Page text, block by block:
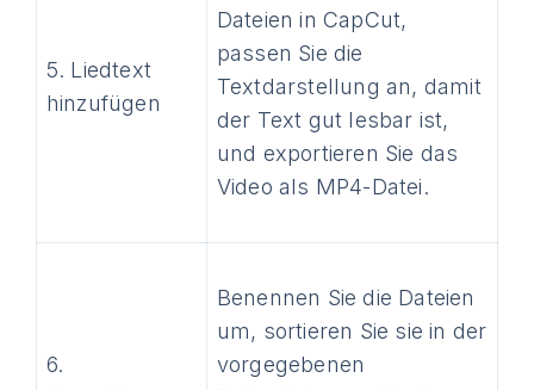
5. Liedtext
hinzufügen
Dateien in CapCut,
passen Sie die
Textdarstellung an, damit
der Text gut lesbar ist,
und exportieren Sie das
Video als MP4-Datei.
6.
Benennen Sie die Dateien
um, sortieren Sie sie in der
vorgegebenen